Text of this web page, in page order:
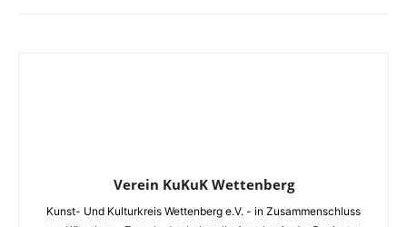
Verein KuKuK Wettenberg
Kunst- Und Kulturkreis Wettenberg e.V. - in Zusammenschluss